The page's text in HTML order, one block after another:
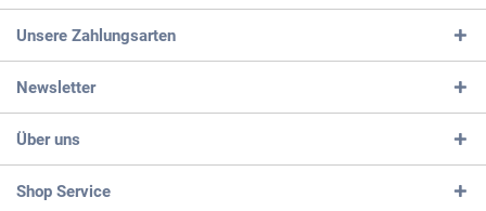
Unsere Zahlungsarten
Newsletter
Über uns
Shop Service